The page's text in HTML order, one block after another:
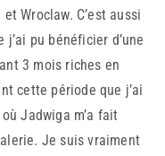
Wroclaw. C’est aussi
pu bénéficier d’une
3 mois riches en
cette période que j’ai
Jadwiga m’a fait
Je suis vraiment